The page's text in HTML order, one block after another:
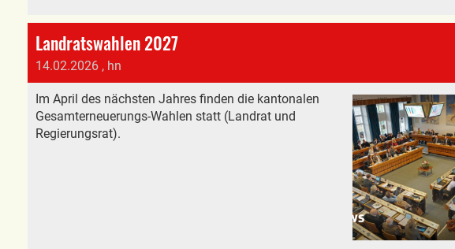
Landratswahlen 2027
14.02.2026 , hn
Im April des nächsten Jahres finden die kantonalen
Gesamterneuerungs-Wahlen statt (Landrat und
Regierungsrat).